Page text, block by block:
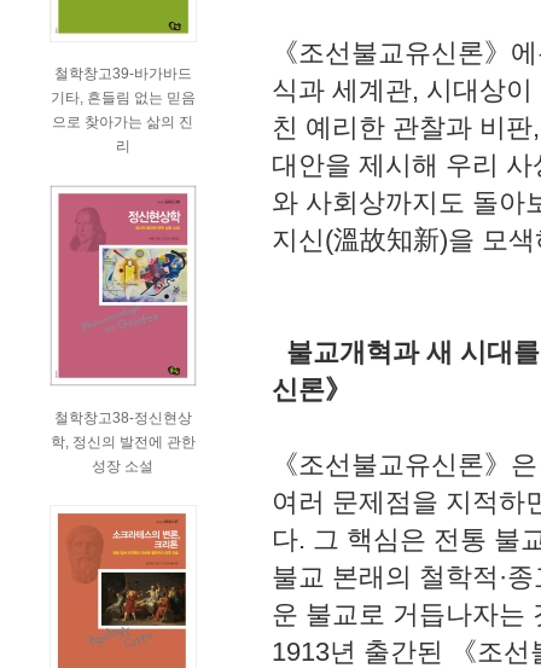
철학창고39-바가바드
기타, 흔들림 없는 믿음
으로 찾아가는 삶의 진
리
철학창고38-정신현상
학, 정신의 발전에 관한
성장 소설
《조선불교유신론》
식과 세계관, 시대상
친 예리한 관찰과 비
대안을 제시해 우리
와 사회상까지도 돌아
지신(溫故知新)을 모
불교개혁과 새 시대
신론》
《조선불교유신론》
여러 문제점을 지적하
다. 그 핵심은 전통 불
불교 본래의 철학적·
운 불교로 거듭나자는
1913년 출간된 《조